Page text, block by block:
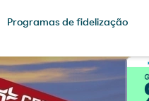
Programas de fidelização